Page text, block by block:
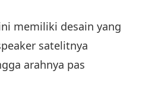
memiliki desain yang
satelitnya
arahnya pas